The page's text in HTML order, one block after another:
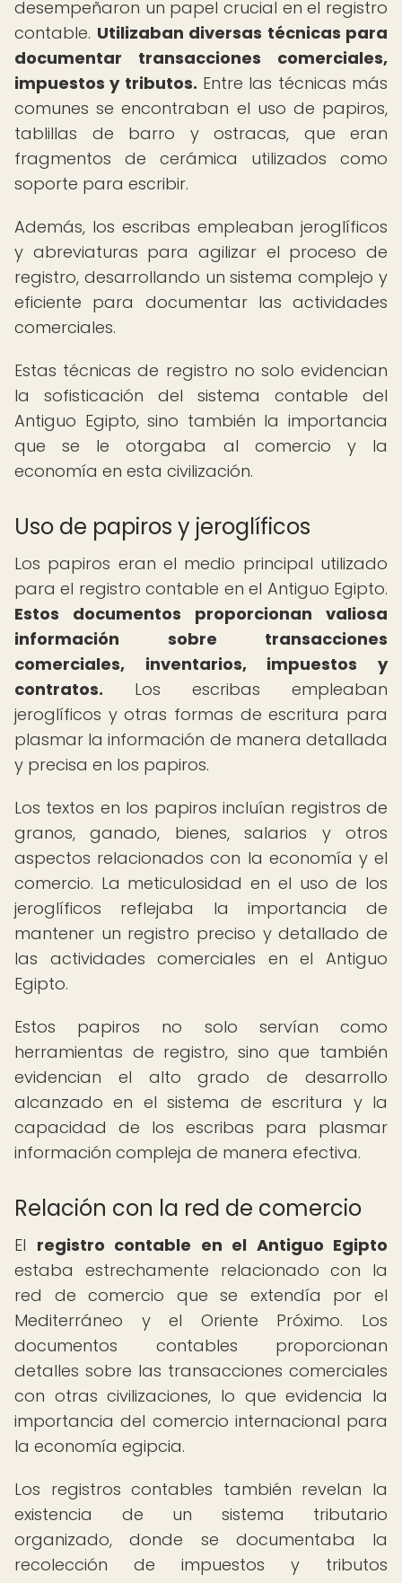
desempeñaron un papel crucial en el registro
contable. Utilizaban diversas técnicas para
documentar transacciones comerciales,
impuestos y tributos. Entre las técnicas más
comunes se encontraban el uso de papiros,
tablillas de barro y ostracas, que eran
fragmentos de cerámica utilizados como
soporte para escribir.
Además, los escribas empleaban jeroglíficos
y abreviaturas para agilizar el proceso de
registro, desarrollando un sistema complejo y
eficiente para documentar las actividades
comerciales.
Estas técnicas de registro no solo evidencian
la sofisticación del sistema contable del
Antiguo Egipto, sino también la importancia
que se le otorgaba al comercio y la
economía en esta civilización.
Uso de papiros y jeroglíficos
Los papiros eran el medio principal utilizado
para el registro contable en el Antiguo Egipto.
Estos documentos proporcionan valiosa
información sobre transacciones
comerciales, inventarios, impuestos y
contratos. Los escribas empleaban
jeroglíficos y otras formas de escritura para
plasmar la información de manera detallada
y precisa en los papiros.
Los textos en los papiros incluían registros de
granos, ganado, bienes, salarios y otros
aspectos relacionados con la economía y el
comercio. La meticulosidad en el uso de los
jeroglíficos reflejaba la importancia de
mantener un registro preciso y detallado de
las actividades comerciales en el Antiguo
Egipto.
Estos papiros no solo servían como
herramientas de registro, sino que también
evidencian el alto grado de desarrollo
alcanzado en el sistema de escritura y la
capacidad de los escribas para plasmar
información compleja de manera efectiva.
Relación con la red de comercio
El registro contable en el Antiguo Egipto
estaba estrechamente relacionado con la
red de comercio que se extendía por el
Mediterráneo y el Oriente Próximo. Los
documentos contables proporcionan
detalles sobre las transacciones comerciales
con otras civilizaciones, lo que evidencia la
importancia del comercio internacional para
la economía egipcia.
Los registros contables también revelan la
existencia de un sistema tributario
organizado, donde se documentaba la
recolección de impuestos y tributos